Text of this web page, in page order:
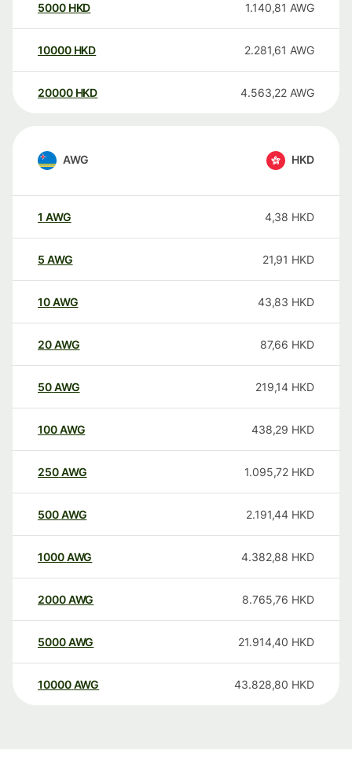
5000 HKD 1.140,81 AWG
10000 HKD 2.281,61 AWG
20000 HKD 4.563,22 AWG
AWG HKD
1 AWG 4,38 HKD
5 AWG 21,91 HKD
10AWG 43,83 HKD
20AWG 87,66 HKD
50AWG 219,14 HKD
100AWG 438,29 HKD
250AWG 1.095,72 HKD
500AWG 2.191,44 HKD
1000AWG 4.382,88 HKD
2000AWG 8.765,76 HKD
5000AWG 21.914,40 HKD
10000 AWG 43.828,80 HKD